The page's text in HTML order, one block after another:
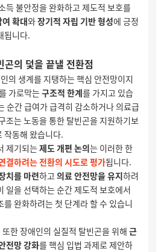
득 불안정을 완화하고 제도적 보호를
확대와장기적 자립 기반 형성에 긍정
됩니다.
곤의 덫을 끝낼 전환점
의 생계를 지탱하는 핵심 안전망이지
가로막는구조적 한계를 가지고 있습
순간 급여가 급격히 감소하거나 의료급
조는 노동을 통한 탈빈곤을 지원하기보
작동해 왔습니다.
제기되는제도 개편 논의는 이러한 한
결하려는 전환의 시도로 평가됩니다.
치를 마련하고의료 안전망을 유지하려
일을 선택하는 순간 제도적 보호에서
완화하려는 첫 단계라 할 수 있습니
한 장애인의 실질적 탈빈곤을 위해 근
전망 강화를 핵심 입법 과제로 제안하